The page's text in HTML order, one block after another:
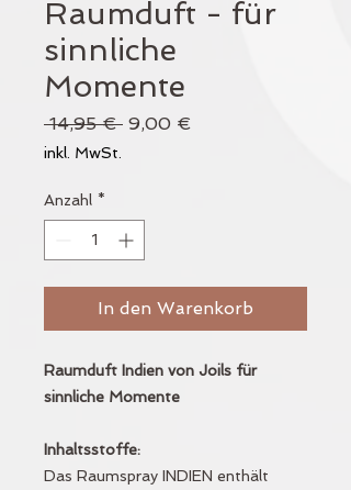
Raumduft - für
sinnliche
Momente
14,95 € Standardpreis
9,00 €
inkl. MwSt.
Anzahl *
In den Warenkorb
Raumduft Indien von Joils für
sinnliche Momente
Inhaltsstoffe:
Das Raumspray INDIEN enthält